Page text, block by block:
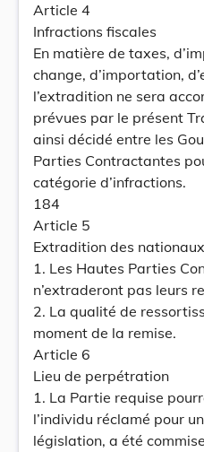
Article 4
Infractions fiscales
En matière de taxes,
change, d’importation,
l’extradition ne sera
prévues par le présent
ainsi décidé entre les
Parties Contractantes
catégorie d’infractions.
184
Article 5
Extradition des nationaux
1. Les Hautes Parties
n’extraderont pas leurs
2. La qualité de
moment de la remise.
Article 6
Lieu de perpétration
1. La Partie requise
l’individu réclamé pour
législation, a été